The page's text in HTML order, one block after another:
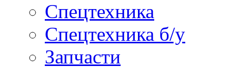
Спецтехника
Спецтехника б/у
Запчасти